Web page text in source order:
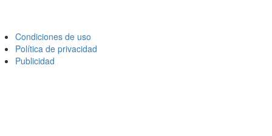
Condiciones de uso
Política de privacidad
Publicidad